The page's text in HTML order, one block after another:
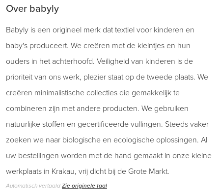
Over babyly
Babyly is een origineel merk dat textiel voor kinderen en
baby's produceert. We creëren met de kleintjes en hun
ouders in het achterhoofd. Veiligheid van kinderen is de
prioriteit van ons werk, plezier staat op de tweede plaats. We
creëren minimalistische collecties die gemakkelijk te
combineren zijn met andere producten. We gebruiken
natuurlijke stoffen en gecertificeerde vullingen. Steeds vaker
zoeken we naar biologische en ecologische oplossingen. Al
uw bestellingen worden met de hand gemaakt in onze kleine
werkplaats in Krakau, vrij dicht bij de Grote Markt.
Automatisch vertaaldZie originele taal